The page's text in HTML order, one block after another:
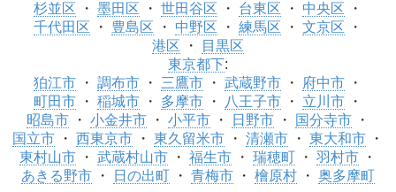
杉並区
墨田区 世田谷区 台東区
中央区
千代田区
豊島区 中野区 練馬区
文京区
港区
目黒区
東京都下:
狛江市
調布市 三鷹市 武蔵野市
府中市
町田市
稲城市 多摩市 八王子市
立川市
昭島市
小金井市 小平市 日野市
国分寺市
国立市
西東京市 東久留米市 清瀬市
東大和市
東村山市
武蔵村山市 福生市 瑞穂町
羽村市
あきる野市
日の出町 青梅市 檜原村 奥多摩町